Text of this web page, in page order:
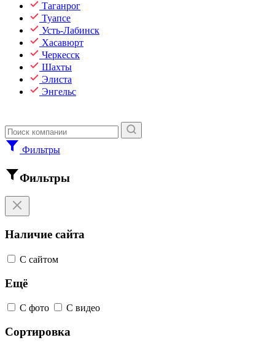
Таганрог
Туапсе
Усть-Лабинск
Хасавюрт
Черкесск
Шахты
Элиста
Энгельс
Фильтры
Фильтры
Наличие сайта
С сайтом
Ещё
С фото С видео
Сортировка